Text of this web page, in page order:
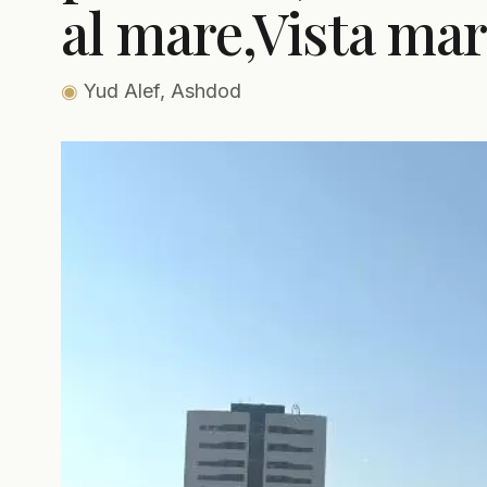
al mare,Vista
◉ Yud Alef, Ashdod